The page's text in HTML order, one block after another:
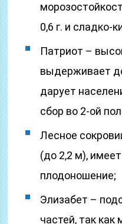
0,6 г. и сладко-
Патриот –
выдерживает
дарует
сбор во 2-ой
Лесное
(до 2,2 м),
плодоношение;
Элизабет –
частей, так